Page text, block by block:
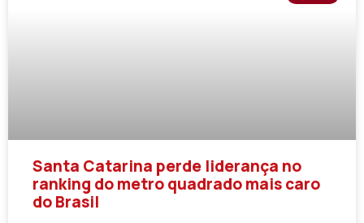
Santa Catarina perde liderança no
ranking do metro quadrado mais caro
do Brasil